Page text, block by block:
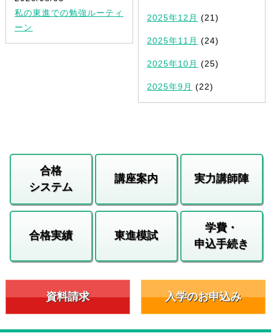
私の東進での勉強ルーティ
ーン
2025年12月 (21)
2025年11月 (24)
2025年10月 (25)
2025年9月 (22)
合格
システム
講座案内 実力講師陣
合格実績 東進模試
学費・
申込手続き
資料請求 入学のお申込み